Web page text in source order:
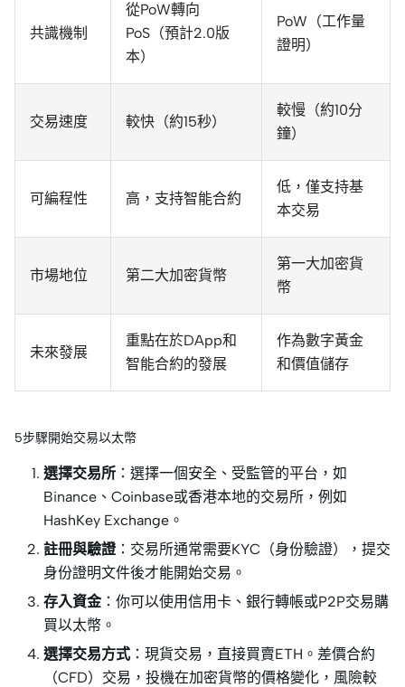
共識機制
從PoW轉向
PoS（預計2.0版
本）
PoW（工作量
證明）
交易速度 較快（約15秒）
較慢（約10分
鐘）
可編程性 高，支持智能合約
低，僅支持基
本交易
市場地位 第二大加密貨幣
第一大加密貨
幣
未來發展
重點在於DApp和
智能合約的發展
作為數字黃金
和價值儲存
5步驟開始交易以太幣
選擇交易所 ：選擇一個安全、受監管的平台，如
Binance、Coinbase或香港本地的交易所，例如
HashKey Exchange。
註冊與驗證 ：交易所通常需要KYC（身份驗證），提交
身份證明文件後才能開始交易。
存入資金：你可以使用信用卡、銀行轉帳或P2P交易購
買以太幣。
選擇交易方式 ：現貨交易，直接買賣ETH。差價合約
（CFD）交易，投機在加密貨幣的價格變化，風險較